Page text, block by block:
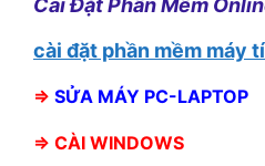
Cài Đặt Phần Mềm
cài đặt phần mềm máy
⇒ SỬA MÁY PC-LAPTOP
⇒ CÀI WINDOWS